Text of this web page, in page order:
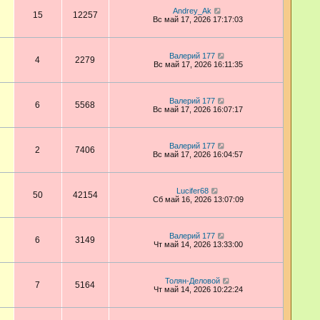
15 12257
Andrey_Ak
Вс май 17, 2026 17:17:03
4 2279
Валерий 177
Вс май 17, 2026 16:11:35
6 5568
Валерий 177
Вс май 17, 2026 16:07:17
2 7406
Валерий 177
Вс май 17, 2026 16:04:57
50 42154
Lucifer68
Сб май 16, 2026 13:07:09
6 3149
Валерий 177
Чт май 14, 2026 13:33:00
7 5164
Толян-Деловой
Чт май 14, 2026 10:22:24